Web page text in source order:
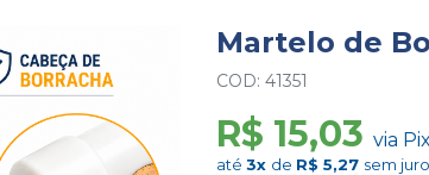
Martelo de
COD: 41351
até 3x de R$ 5,27 sem
R$ 15,03 via Pix